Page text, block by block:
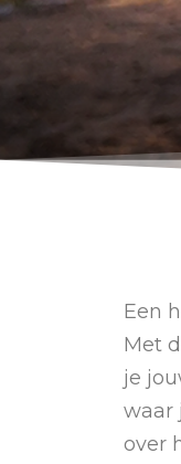
Een
Met
je
waar
over